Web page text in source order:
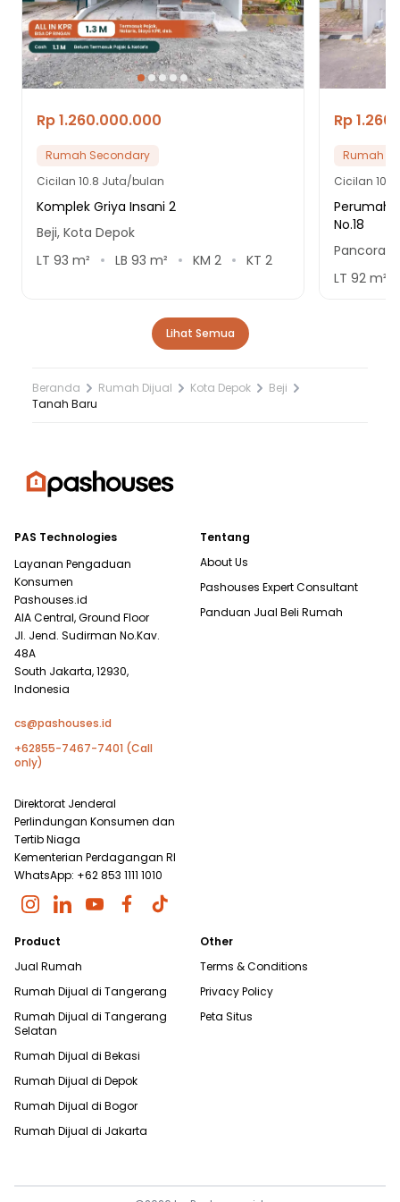
Rp 1.260.000.000
Rumah Secondary
Cicilan 10.8 Juta/bulan
Komplek Griya Insani 2
Beji, Kota Depok
LT 93 m² LB 93 m² KM 2 KT 2
Rp
Rumah
Cicilan
No.18
Pancoran
LT 92m²
Lihat Semua
Beranda Rumah Dijual Kota Depok
Beji
Tanah Baru
PAS Technologies
Layanan Pengaduan
Konsumen
Pashouses.id
AIA Central, Ground Floor
Jl. Jend. Sudirman No.Kav.
48A
South Jakarta, 12930,
Indonesia
cs@pashouses.id
+62855-7467-7401 (Call
only)
Direktorat Jenderal
Perlindungan Konsumen dan
Tertib Niaga
Kementerian Perdagangan RI
WhatsApp: +62 853 1111 1010
Tentang
About Us
Pashouses Expert Consultant
Panduan Jual Beli Rumah
Product
Jual Rumah
Rumah Dijual di Tangerang
Rumah Dijual di Tangerang
Selatan
Rumah Dijual di Bekasi
Rumah Dijual di Depok
Rumah Dijual di Bogor
Rumah Dijual di Jakarta
Other
Terms & Conditions
Privacy Policy
Peta Situs